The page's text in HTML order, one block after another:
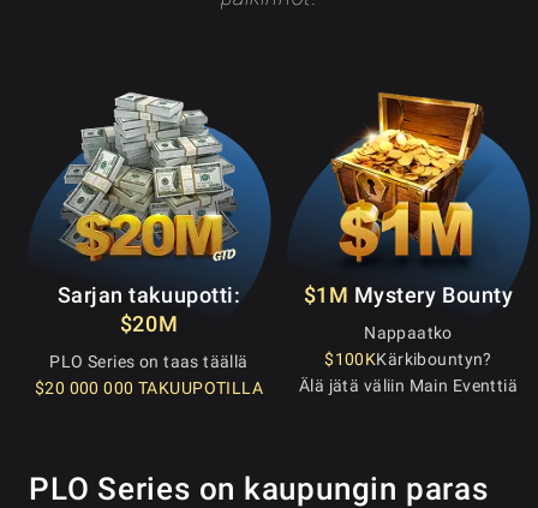
Sarjan takuupotti:
$20M
PLO Series on taas täällä
$20 000 000 TAKUUPOTILLA
$1M Mystery Bounty
Nappaatko
$100KKärkibountyn?
Älä jätä väliin Main Eventtiä
PLO Series on kaupungin paras